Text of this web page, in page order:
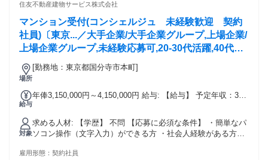
住友不動産建物サービス株式会社
マンション受付(コンシェルジュ 未経験歓迎 契約
社員)〔東京...／大手企業/大手企業グループ,上場企業/
上場企業グループ,未経験応募可,20-30代活躍,40代活
躍,50代活躍,転勤なし
場所
[勤務地：東京都国分寺市本町]
給与
年俸3,150,000円～4,150,000円 給与: 【給与】 予定年収：315
回査定あり（4月） 賞与：有（年2回、金額は査定による） ※
残業代別途（1分単位） ※役職手当別途支給 ※賃金は目安の
金額であり、選考を通じて上下する可能性があります。 【年
収例】 292万円／勤続1年（月給22.5万円＋賞与＋時間外手
対象
求める人材: 【学歴】 不問 【応募に必須な条件】 ・簡単なパ
ソコン操作（文字入力）ができる方 ・社会人経験がある方
る人物像】 ・接客が好きな方、誰かの役に立てるお仕事を探
雇用形態： 契約社員